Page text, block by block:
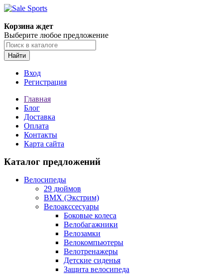
Корзина ждет
Выберите любое предложение
Найти
Вход
Регистрация
Главная
Блог
Доставка
Оплата
Контакты
Карта сайта
Каталог предложений
Велосипеды
29 дюймов
BMX (Экстрим)
Велоакссесуары
Боковые колеса
Велобагажники
Велозамки
Велокомпьютеры
Велотренажеры
Детские сиденья
Защита велосипеда